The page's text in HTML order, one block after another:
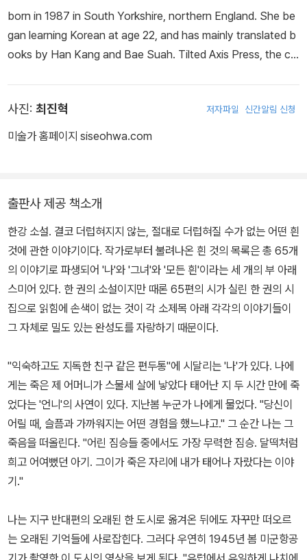
어 두었다』 등을 출간했다. 오늘의 젊은 예술가상, 이상문학상, 동리
문학상, 만해문학상, 황순원문학상, 김유정문학상, 김만중문학상, 대
산문학상, 인터내셔널 부커상, 말라파르테 문학상, 산클레멘테 문학
르웨이 ‘미래 도서관’ 프로젝트 참여 작가로 선정되었다. 2024년 한
국 최초 노벨문학상을 수상했다.
born in 1987 in South Yorkshire, northern England. She be
gan learning Korean at age 22, and has mainly translated b
ooks by Han Kang and Bae Suah. Tilted Axis Press, the co
ujoo, Lee Hyemi, and Yu Miri, a South Korean citizen who
writes in Japanese.
사진: 최진혁 저자파일 신간알림 신청
미술가 홈페이지 siseohwa.com
출판사 제공 책소개
한강 소설. 결코 더럽혀지지 않는, 절대로 더럽혀질 수가 없는 어떤 흰
것에 관한 이야기이다. 작가로부터 불려나온 흰 것의 목록은 총 65개
의 이야기로 파생되어 '나'와 '그녀'와 '모든 흰'이라는 세 개의 부 아래
스미어 있다. 한 권의 소설이지만 때론 65편의 시가 실린 한 권의 시
집으로 읽힘에 손색이 없는 것이 각 소제목 아래 각각의 이야기들이
그 자체로 밀도 있는 완성도를 자랑하기 때문이다.
"익숙하고도 지독한 친구 같은 편두통"에 시달리는 '나'가 있다. 나에
게는 죽은 제 어머니가 스물세 살에 낳았다 태어난 지 두 시간 만에 죽
었다는 '언니'의 사연이 있다. 지난봄 누군가 나에게 물었다. "당신이
어릴 때, 슬픔과 가까워지는 어떤 경험을 했느냐고." 그 순간 나는 그
죽음을 떠올린다. "어린 짐승들 중에서도 가장 무력한 짐승. 달떡처럼
희고 어여뻤던 아기. 그이가 죽은 자리에 내가 태어나 자랐다는 이야
기."
나는 지구 반대편의 오래된 한 도시로 옮겨온 뒤에도 자꾸만 떠오르
는 오래된 기억들에 사로잡힌다. 그러다 우연히 1945년 봄 미군항공